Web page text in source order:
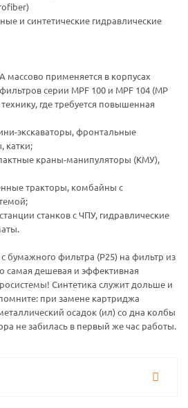
и синтетические гидравлические
массово применяется в корпусах
серии MPF 100 и MPF 104 (MP
где требуется повышенная
экскаваторы, фронтальные
катки;
краны-манипуляторы (КМУ),
тракторы, комбайны с
станков с ЧПУ, гидравлические
бумажного фильтра (P25) на фильтр из
самая дешевая и эффективная
Синтетика служит дольше и
при замене картриджа
осадок (ил) со дна колбы
не забилась в первый же час работы.